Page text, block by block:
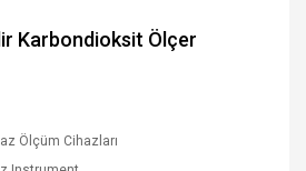
Karbondioksit Ölçer
Ölçüm Cihazları